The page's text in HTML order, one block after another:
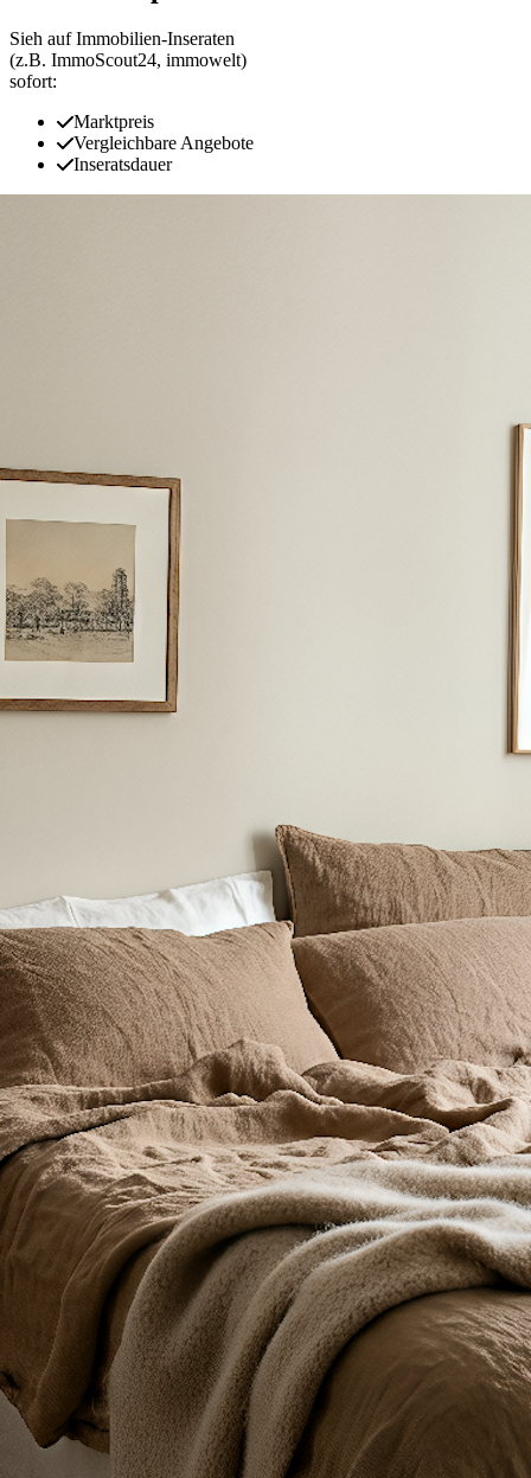
Sieh auf Immobilien‑Inseraten
(z.B. ImmoScout24, immowelt)
sofort:
Marktpreis
Vergleichbare Angebote
Inseratsdauer